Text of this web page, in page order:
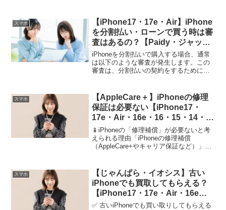
スマホ
【iPhone17・17e・Air】iPhone
を分割払い・ローンで買う時は審
査はあるの？【Paidy・ジャック
ス】
iPhoneを分割払いで購入する場合、通常
は以下のような審査が発生します。この
審査は、分割払いの契約をするために必
window.adsbygoogle || [...
スマホ
【AppleCare＋】iPhoneの修理
保証は必要ない【iPhone17・
17e・Air・16e・16・15・14・
SE・Pro・ProMAX・Plus】
📱iPhoneの「修理補償」が必要ないと考
えられる理由「iPhoneの修理補償
（AppleCare+やキャリア保証など）」は
に、補償が不要な理由を詳しくまとめま
した (...
スマホ
【じゃんぱら・イオシス】古い
iPhoneでも買取してもらえる？
【iPhone17・17e・Air・16e・
16・15・14・SE・Pro・
✅ 古いiPhoneでも買い取りしてもらえる